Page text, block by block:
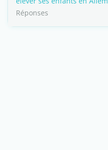
Réponses